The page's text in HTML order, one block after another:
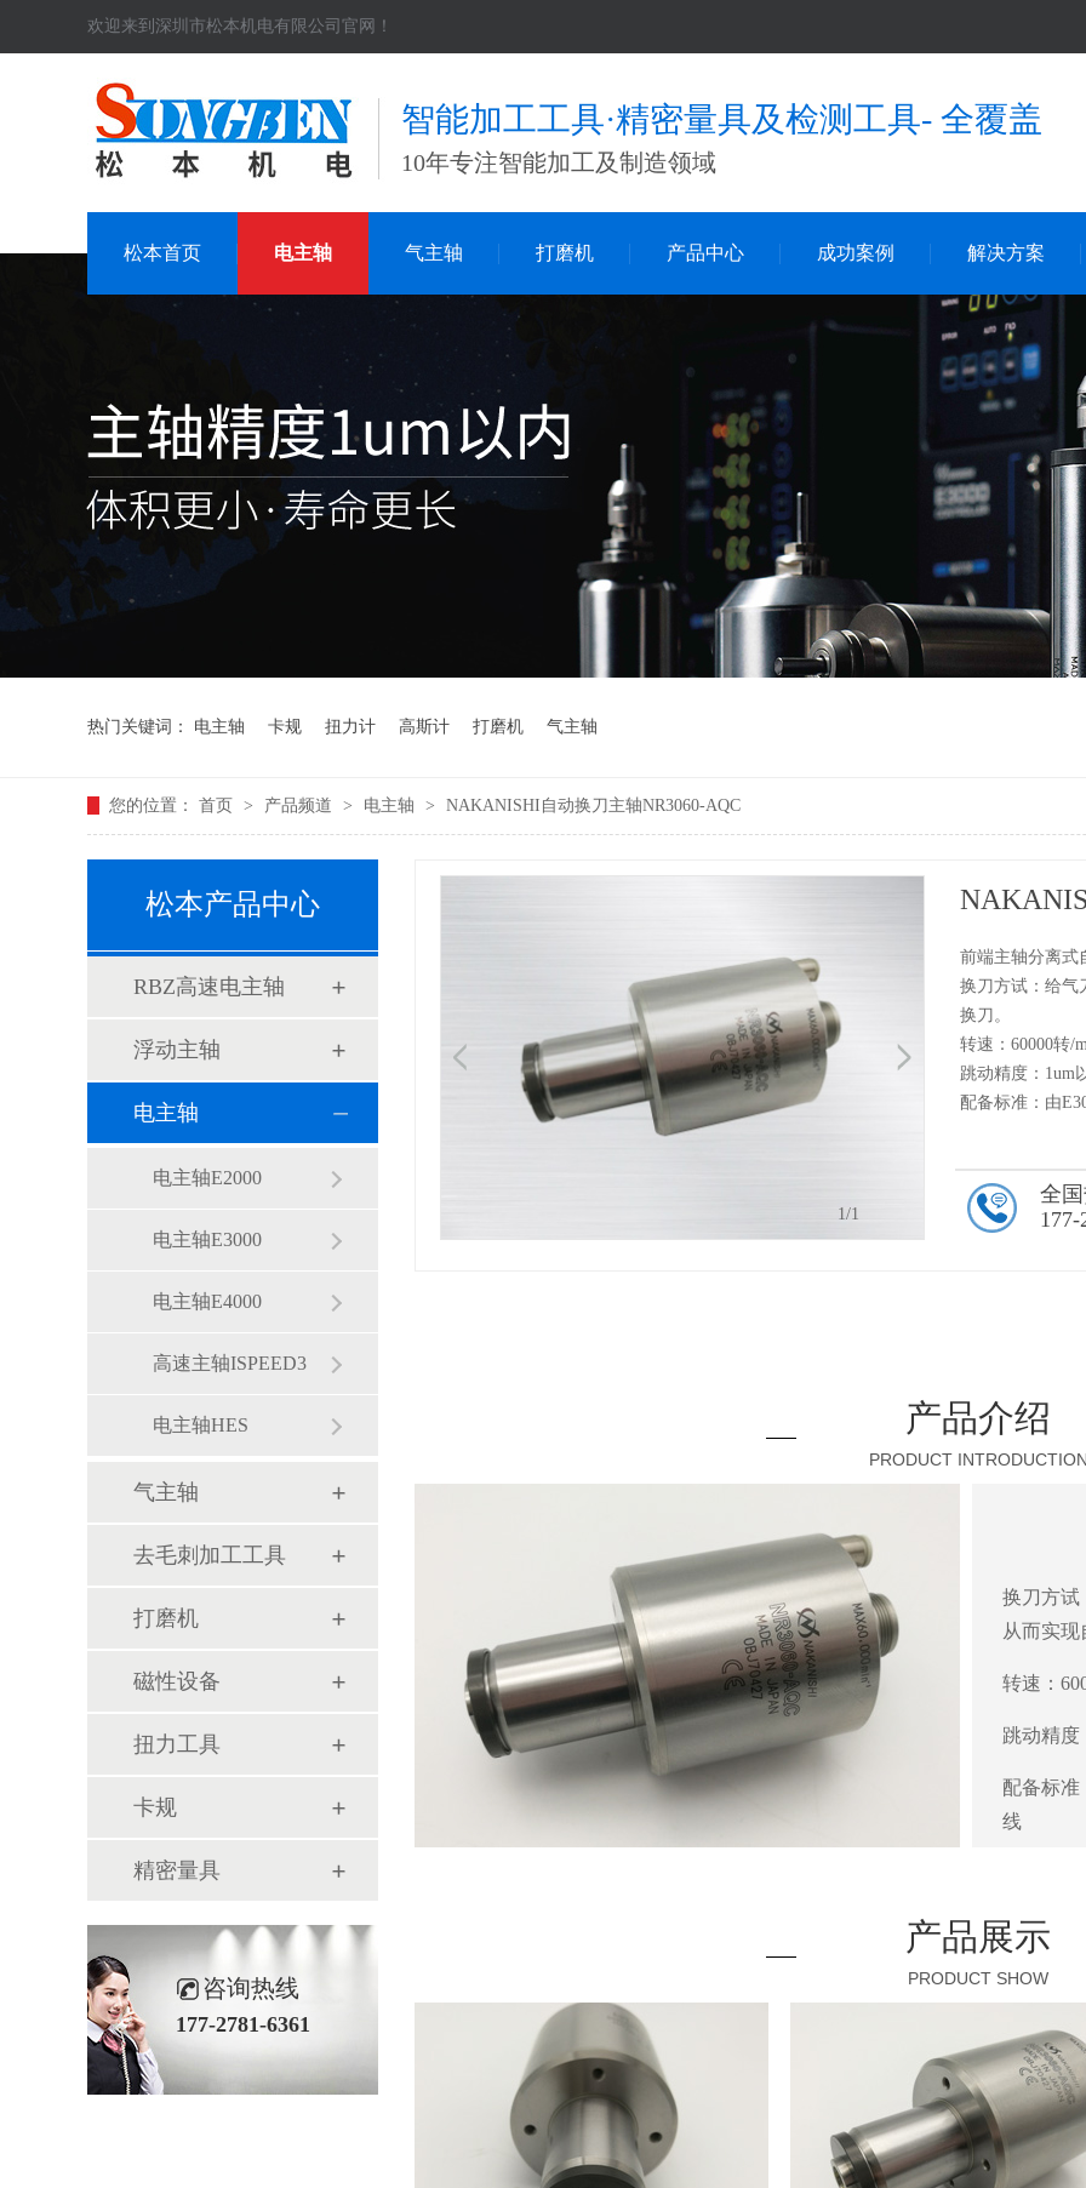
欢迎来到深圳市松本机电有限公司官网！
智能加工工具·精密量具及检测工具- 全覆盖
10年专注智能加工及制造领域
松本首页 电主轴 气主轴 打磨机 产品中心 成功案例 解决方案
热门关键词： 电主轴 卡规 扭力计 高斯计 打磨机 气主轴
您的位置： 首页 > 产品频道 > 电主轴 > NAKANISHI自动换刀主轴NR3060-AQC
松本产品中心
RBZ高速电主轴
浮动主轴
电主轴
电主轴E2000
电主轴E3000
电主轴E4000
高速主轴ISPEED3
电主轴HES
气主轴
去毛刺加工工具
打磨机
磁性设备
扭力工具
卡规
精密量具
咨询热线
177-2781-6361
1/1
前端主轴分离式
换刀方试：给气
换刀。
转速：60000转/
跳动精度：1um
配备标准：由
全
177-
产品介绍
PRODUCT
换刀方试
从而实
转速：
跳动精度
配备标准
线
产品展示
PRODUCT SHOW